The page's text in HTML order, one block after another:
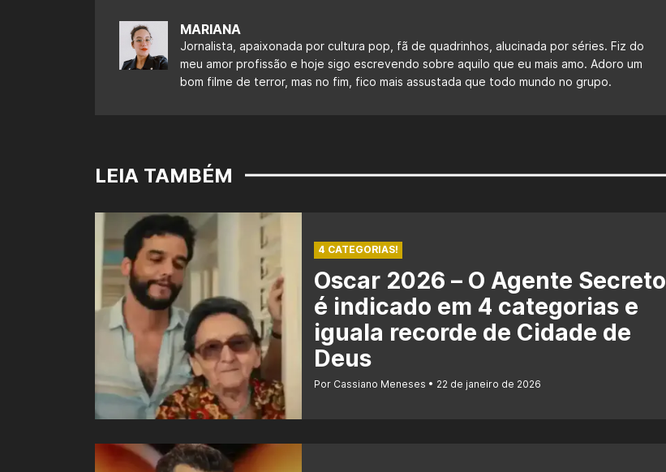
MARIANA
Jornalista, apaixonada por cultura pop, fã de quadrinhos, alucinada por séries. Fiz do
meu amor profissão e hoje sigo escrevendo sobre aquilo que eu mais amo. Adoro um
bom filme de terror, mas no fim, fico mais assustada que todo mundo no grupo.
LEIA TAMBÉM
4 CATEGORIAS!
Oscar 2026 – O Agente Secreto
é indicado em 4 categorias e
iguala recorde de Cidade de
Deus
Por Cassiano Meneses 22 de janeiro de 2026